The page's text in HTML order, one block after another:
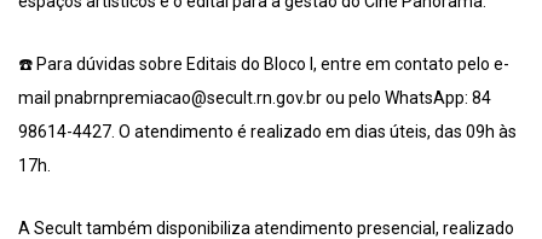
☎️ Para dúvidas sobre Editais do Bloco I, entre em contato pelo e-
mail pnabrnpremiacao@secult.rn.gov.br ou pelo WhatsApp: 84
98614-4427. O atendimento é realizado em dias úteis, das 09h às
17h.
A Secult também disponibiliza atendimento presencial, realizado